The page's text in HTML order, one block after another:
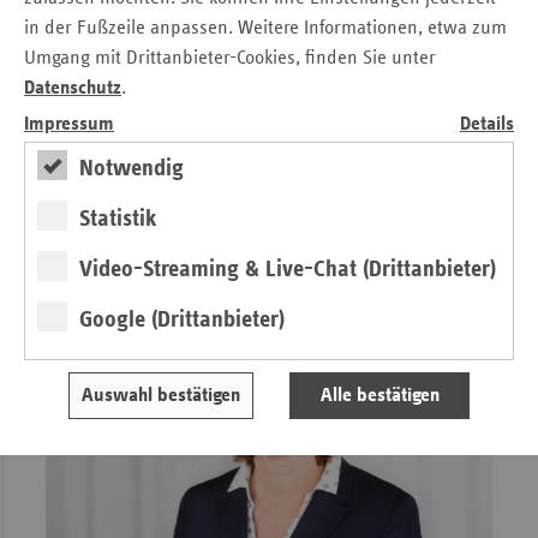
in der Fußzeile anpassen. Weitere Informationen, etwa zum
Umgang mit Drittanbieter-Cookies, finden Sie unter
Datenschutz.
Impressum
Details
Notwendig
Statistik
Video-Streaming & Live-Chat (Drittanbieter)
Google (Drittanbieter)
Auswahl bestätigen Alle bestätigen
keinerlei grenzüberschreitenden Bezug zwischen einem EU-
Mitgliedstaat und dem Vereinigten Königreich hatten (sog.
„Neufälle“).
Weitere Artikel aus
magazin.1. Ausgabe 2021